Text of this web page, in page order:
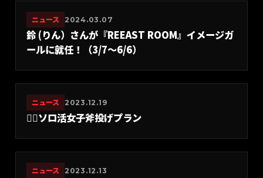
ニュース 2024.03.07
鈴 (りん）さんが『REEAST ROOM』イメージガ
ールに就任！（3/7〜6/6）
ニュース 2023.12.19
🙍‍♀️ソロ活女子斧投げプラン
ニュース 2023.12.13